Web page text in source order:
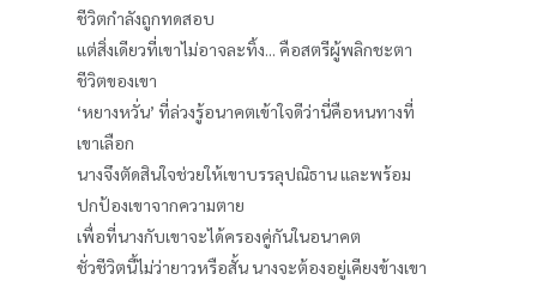
ชีวิตกำลังถูกทดสอบ
แต่สิ่งเดียวที่เขาไม่อาจละทิ้ง... คือสตรีผู้พลิกชะตา
ชีวิตของเขา
‘หยางหวั่น’ ที่ล่วงรู้อนาคตเข้าใจดีว่านี่คือหนทางที่
เขาเลือก
นางจึงตัดสินใจช่วยให้เขาบรรลุปณิธาน และพร้อม
ปกป้องเขาจากความตาย
เพื่อที่นางกับเขาจะได้ครองคู่กันในอนาคต
ชั่วชีวิตนี้ไม่ว่ายาวหรือสั้น นางจะต้องอยู่เคียงข้างเขา